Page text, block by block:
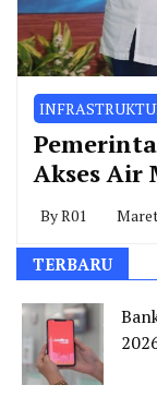
Akses Air
ByR01
TERBARU